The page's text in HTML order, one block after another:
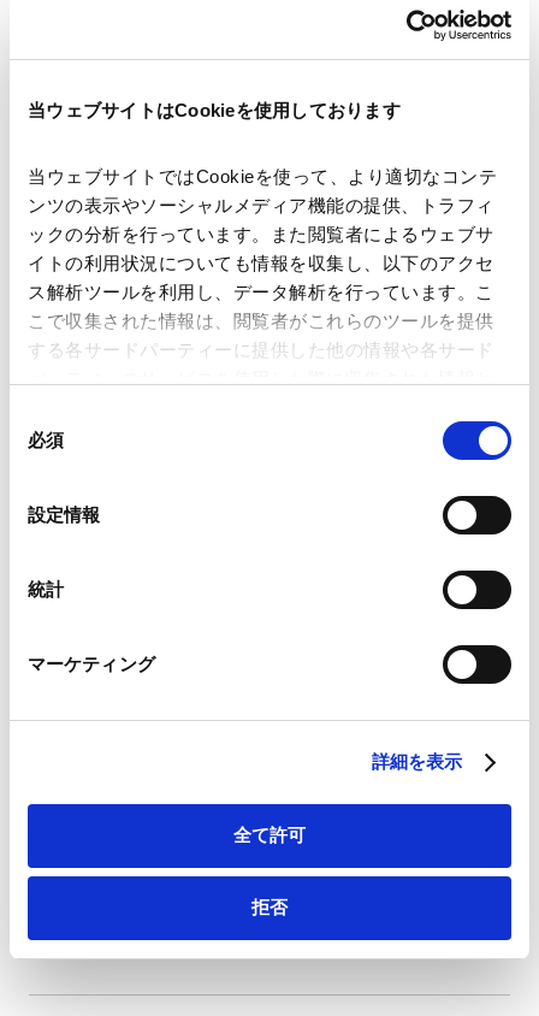
当ウェブサイトはCookieを使用しております
当ウェブサイトではCookieを使って、より適切なコンテ
ンツの表示やソーシャルメディア機能の提供、トラフィ
ックの分析を行っています。また閲覧者によるウェブサ
イトの利用状況についても情報を収集し、以下のアクセ
ス解析ツールを利用し、データ解析を行っています。こ
こで収集された情報は、閲覧者がこれらのツールを提供
する各サードパーティーに提供した他の情報や各サード
ことがあります。
Google Analytics利用規約（
Marketo
外部サイト）
LinkedIn プライバシーポリシー（
HubSpot プライバシーポリシー（外部サイト）
必須
設定情報
統計
マーケティング
詳細を表示
全て許可
拒否
PUBLICATIONS
著書・論文等
Revisiting Indonesia’s Institutional
Regulations Pertaining to Failure of
Personal Data Protection
2024.08.27 論文
2024年2月
PROFESSIONAL ADMISSIONS
インドネシア（2023年）
使用言語